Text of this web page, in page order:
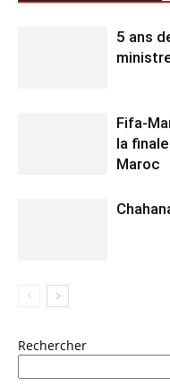
5 ans
Fifa-
la
Maroc
Rechercher